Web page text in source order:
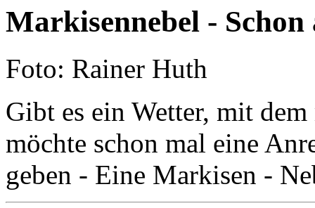
Markisennebel -
Foto: Rainer Huth
Gibt es ein Wetter, mit
möchte schon mal eine
geben - Eine Markisen -